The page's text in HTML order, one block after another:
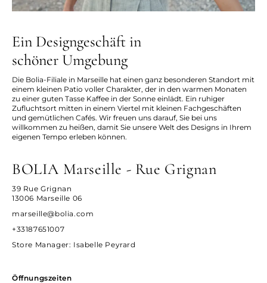
Ein Designgeschäft in
schöner Umgebung
Die Bolia-Filiale in Marseille hat einen ganz besonderen Standort mit
einem kleinen Patio voller Charakter, der in den warmen Monaten
zu einer guten Tasse Kaffee in der Sonne einlädt. Ein ruhiger
Zufluchtsort mitten in einem Viertel mit kleinen Fachgeschäften
und gemütlichen Cafés. Wir freuen uns darauf, Sie bei uns
willkommen zu heißen, damit Sie unsere Welt des Designs in Ihrem
eigenen Tempo erleben können.
BOLIA Marseille - Rue Grignan
39 Rue Grignan
13006 Marseille 06
marseille@bolia.com
+33187651007
Store Manager: Isabelle Peyrard
Öffnungszeiten